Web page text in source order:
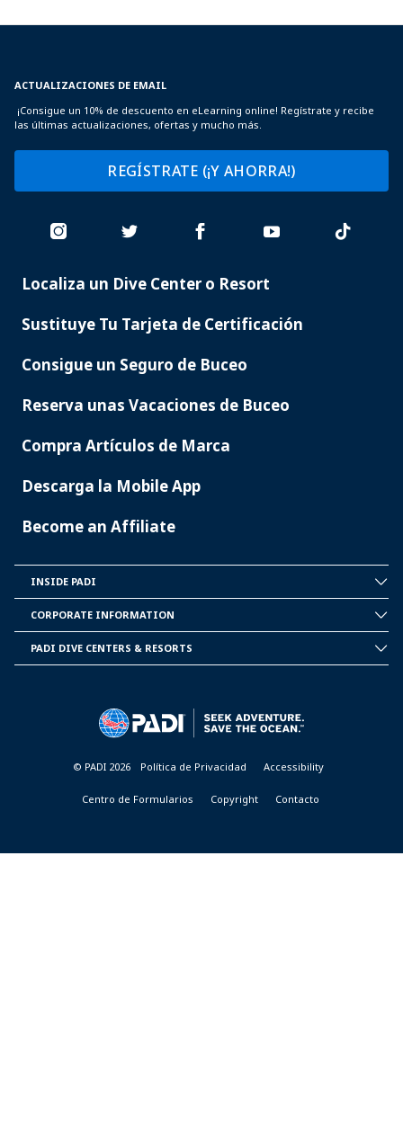
ACTUALIZACIONES DE EMAIL
¡Consigue un 10% de descuento en eLearning online! Regístrate y recibe
las últimas actualizaciones, ofertas y mucho más.
REGÍSTRATE (¡Y AHORRA!)
PADI
Localiza un Dive Center o Resort
Sustituye Tu Tarjeta de Certificación
Consigue un Seguro de Buceo
Reserva unas Vacaciones de Buceo
Compra Artículos de Marca
Descarga la Mobile App
Become an Affiliate
PADI
INSIDE PADI
INFORMATION
CORPORATE INFORMATION
PADI DIVE CENTERS & RESORTS
© PADI 2026 Política de Privacidad Accessibility
Centro de Formularios Copyright Contacto